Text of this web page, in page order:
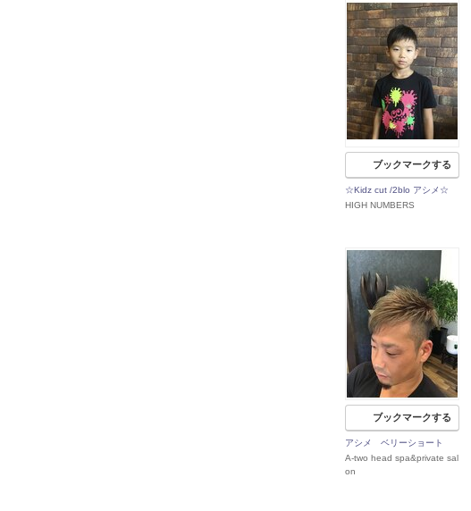
ブックマークする
☆Kidz cut /2blo アシメ☆
HIGH NUMBERS
ブックマークする
アシメ ベリーショート
A-two head spa&private sal
on